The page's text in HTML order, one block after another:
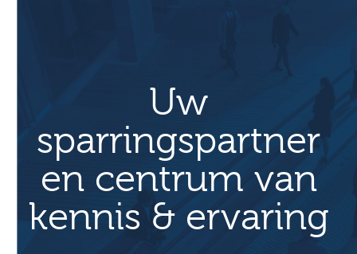
Uw
sparringspartner
en centrum van
kennis & ervaring